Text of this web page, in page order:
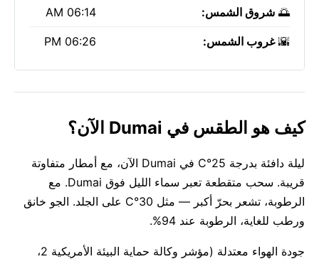
🌅 شروق الشمس: 06:14 AM
🌇غروب الشمس: 06:26 PM
كيف هو الطقس في Dumai الآن؟
ليلة دافئة بدرجة 25°C في Dumai الآن، مع أمطار متفاوتة
قريبة. سحب متقطعة تعبر سماء الليل فوق Dumai. مع
الرطوبة، تشعر بحرّ أكبر — مثل 30°C على الجلد. الجو خانق
ورطب للغاية، الرطوبة عند 94%.
جودة الهواء معتدلة (مؤشر وكالة حماية البيئة الأمريكية 2،